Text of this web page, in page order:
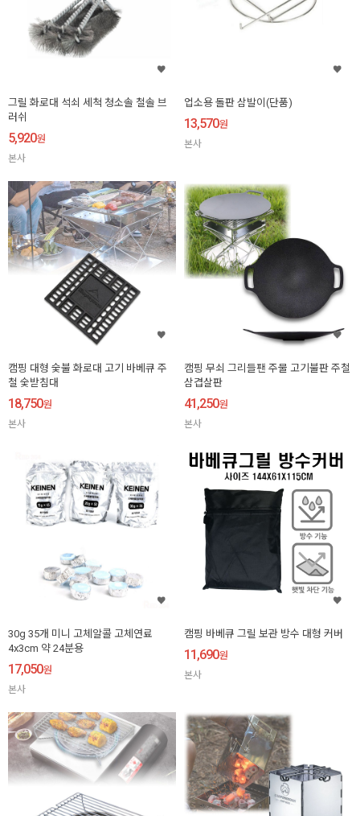
그릴 화로대 석쇠 세척 청소솔 철솔 브
러쉬
5,920원
본사
업소용 돌판 삼발이(단품)
13,570원
본사
캠핑 대형 숯불 화로대 고기 바베큐 주
철 숯받침대
18,750원
본사
캠핑 무쇠 그리들팬 주물 고기불판 주철
삼겹살판
41,250원
본사
30g 35개 미니 고체알콜 고체연료
4x3cm 약 24분용
17,050원
본사
캠핑 바베큐 그릴 보관 방수 대형 커버
11,690원
본사